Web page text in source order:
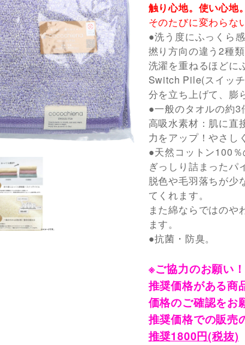
触り心地。使い心地
そのたびに変わらな
●洗う度にふっくら
撚り方向の違う2種
洗濯を重ねるほどに
Switch Pile(スイッ
分を立ち上げて、膨
●一般のタオルの約3
高吸水素材：肌に直
力をアップ！やさし
●天然コットン100％
ぎっしり詰まったパ
脱色や毛羽落ちが少
てくれます。
また綿ならではのや
ます。
●抗菌・防臭。
※ご協力のお願い！
推奨価格がある商
価格のご確認をお
推奨価格での販売
推奨1800円(税抜)